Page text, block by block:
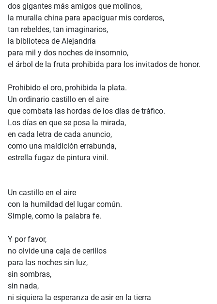
dos gigantes más amigos que molinos,
la muralla china para apaciguar mis corderos,
tan rebeldes, tan imaginarios,
la biblioteca de Alejandría
para mil y dos noches de insomnio,
el árbol de la fruta prohibida para los invitados de honor.
Prohibido el oro, prohibida la plata.
Un ordinario castillo en el aire
que combata las hordas de los días de tráfico.
Los días en que se posa la mirada,
en cada letra de cada anuncio,
como una maldición errabunda,
estrella fugaz de pintura vinil.
Un castillo en el aire
con la humildad del lugar común.
Simple, como la palabra fe.
Y por favor,
no olvide una caja de cerillos
para las noches sin luz,
sin sombras,
sin nada,
ni siquiera la esperanza de asir en la tierra